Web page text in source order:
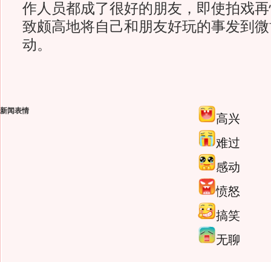
作人员都成了很好的朋友，即使拍戏
致颇高地将自己和朋友好玩的事发到
动。
新闻表情
高兴
难过
感动
愤怒
搞笑
无聊